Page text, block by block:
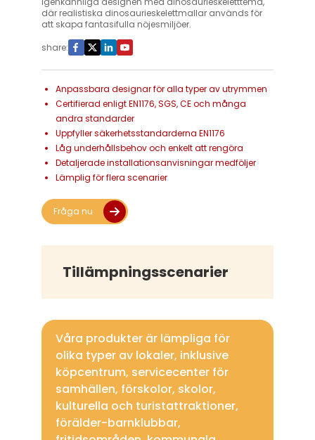
där realistiska dinosaurieskelettmallar används för
att skapa fantasifulla nöjesmiljöer.
share:
Anpassbara designar för alla typer av utrymmen
Certifierad enligt EN1176, SGS, CE och många
andra standarder
Uppfyller säkerhetsstandarderna EN1176
Låg underhållsbehov och enkelt att rengöra
Detaljerade installationsanvisningar medföljer
Lämplig för flera scenarier
Fråga nu
Tillämpningsscenarier
Våra produkter är lämpliga för
olika typer av lokaler, inklusive
köpcentrum, servicecenter för
samhällen, förskolor, skolor,
kulturella och turistattraktioner,
förälder-barnklubbar,